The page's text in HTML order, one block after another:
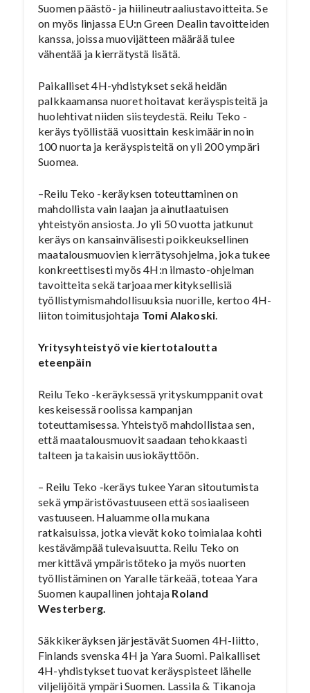
Suomen päästö- ja hiilineutraaliustavoitteita. Se
on myös linjassa EU:n Green Dealin tavoitteiden
kanssa, joissa muovijätteen määrää tulee
vähentää ja kierrätystä lisätä.
Paikalliset 4H-yhdistykset sekä heidän
palkkaamansa nuoret hoitavat keräyspisteitä ja
huolehtivat niiden siisteydestä. Reilu Teko -
keräys työllistää vuosittain keskimäärin noin
100 nuorta ja keräyspisteitä on yli 200 ympäri
Suomea.
–Reilu Teko -keräyksen toteuttaminen on
mahdollista vain laajan ja ainutlaatuisen
yhteistyön ansiosta. Jo yli 50 vuotta jatkunut
keräys on kansainvälisesti poikkeuksellinen
maatalousmuovien kierrätysohjelma, joka tukee
konkreettisesti myös 4H:n ilmasto-ohjelman
tavoitteita sekä tarjoaa merkityksellisiä
työllistymismahdollisuuksia nuorille, kertoo 4H-
liiton toimitusjohtaja Tomi Alakoski.
Yritysyhteistyö vie kiertotaloutta
eteenpäin
Reilu Teko -keräyksessä yrityskumppanit ovat
keskeisessä roolissa kampanjan
toteuttamisessa. Yhteistyö mahdollistaa sen,
että maatalousmuovit saadaan tehokkaasti
talteen ja takaisin uusiokäyttöön.
– Reilu Teko ‑keräys tukee Yaran sitoutumista
sekä ympäristövastuuseen että sosiaaliseen
vastuuseen. Haluamme olla mukana
ratkaisuissa, jotka vievät koko toimialaa kohti
kestävämpää tulevaisuutta. Reilu Teko on
merkittävä ympäristöteko ja myös nuorten
työllistäminen on Yaralle tärkeää, toteaa Yara
Suomen kaupallinen johtaja Roland
Westerberg.
Säkkikeräyksen järjestävät Suomen 4H-liitto,
Finlands svenska 4H ja Yara Suomi. Paikalliset
4H-yhdistykset tuovat keräyspisteet lähelle
viljelijöitä ympäri Suomen. Lassila & Tikanoja